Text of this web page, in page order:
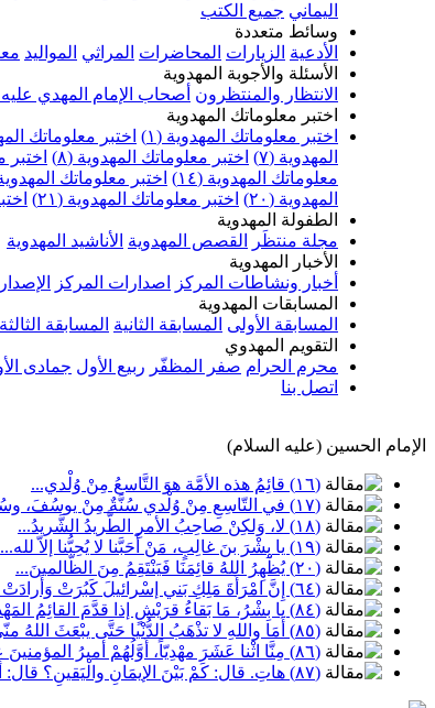
اليماني جميع الكتب
وسائط متعددة
الأدعية الزيارات المحاضرات المراثي المواليد
الأسئلة والأجوبة المهدوية
الانتظار والمنتظرون أصحاب الإمام المهدي
اختبر معلوماتك المهدوية
اختبر معلوماتك المهدوية (١)
اختبر معلوماتك
المهدوية (٧)
اختبر معلوماتك المهدوية (٨) اختبر
معلوماتك المهدوية (١٤)
اختبر معلوماتك المهدوية
المهدوية (٢٠)
اختبر معلوماتك المهدوية (٢١)
الطفولة المهدوية
مجلة منتظَر
القصص المهدوية الأناشيد المهدوية
الأخبار المهدوية
أخبار ونشاطات المركز
اصدارات المركز
المسابقات المهدوية
المسابقة الأولى المسابقة الثانية المسابقة الثالثة
التقويم المهدوي
محرم الحرام صفر المظفّر ربيع الأول جمادى
اتصل بنا
الإمام الحسين (عليه السلام)
(١٦) قائِمُ هذه الأمَّة هوَ التَّاسعُ مِنْ وُلْدي...
(١٧) في التّاسِعِ مِنْ وُلْدي سُنَّةٌ مِنْ يوسُفَ، وسُنَّةٌ...
(١٨) لا، وَلكِنْ صاحِبُ الأمرِ الطَّريدُ الشَّريدُ...
(١٩) يا بِشْرَ بنَ غالِبٍ، مَنْ أَحَبَّنا لا يُحِبُّنا إلاّ لله...
(٢٠) يُظْهِرُ اللهُ قائِمَنَا فَيَنْتَقِمُ مِنَ الظّالمينَ...
(٦٤) إِنَّ امْرَأَةَ مَلِكِ بَني إسْرائيلَ كَبُرَتْ وَأَرادَتْ أَنْ تُزَوِّجَ بِنْتَهَا...
(٨٤) يا بِشْرُ، مَا بَقاءُ قرَيْشٍ إذا قدَّمَ القائِمُ المَهْديُّ مِنْهُم خَمسمائَةِ رَجُلٍ فَضَرَبَ أَعْناقَهُم صَبْراً...
(٨٥) أَمَا واللهِ لا تذْهَبُ الدُّنْيا حَتَّى يبْعَثَ اللهُ منّي رَجُلاً يقتُلُ منْكُمْ...
(٨٦) مِنَّا اثْنا عَشَرَ مهْدِيّاً، أَوَّلُهُمْ أميرُ المؤمنينَ عليُّ بنُ أبي طالِبٍ...
(٨٧) هاتِ. قال: كَمْ بَيْنَ الإيمَانِ والْيَقينِ؟ قال: أَرْبَعُ أَصابِعَ...